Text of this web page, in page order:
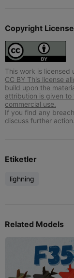
Copyright License
This work is licensed
CC BY This license
build upon the
attribution is given to
commercial use.
If you find any
discuss further action.
Etiketler
lighning
Related Models